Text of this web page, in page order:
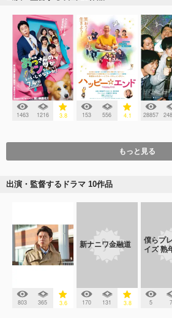
1463 1216 3.8 153 556 4.1 28857
もっと見る
出演・監督するドラマ 10作品
803 365 3.6
新ナニワ金融道
170 131 3.8
僕らプ
イズ 熟
5 7